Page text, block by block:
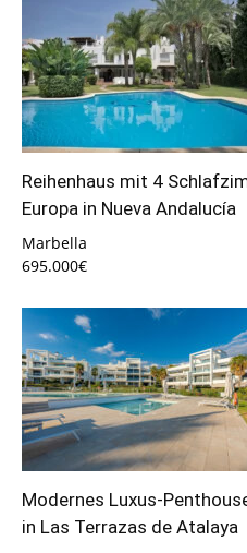
Reihenhaus mit 4
Europa in Nueva Andalucía
Marbella
695.000€
Modernes Luxus-
in Las Terrazas de Atalaya